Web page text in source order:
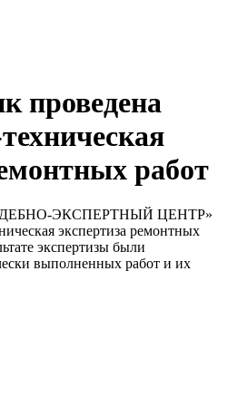
проведена
работ
ЭКСПЕРТНЫЙ ЦЕНТР»
экспертиза ремонтных
экспертизы были
выполненных работ и их